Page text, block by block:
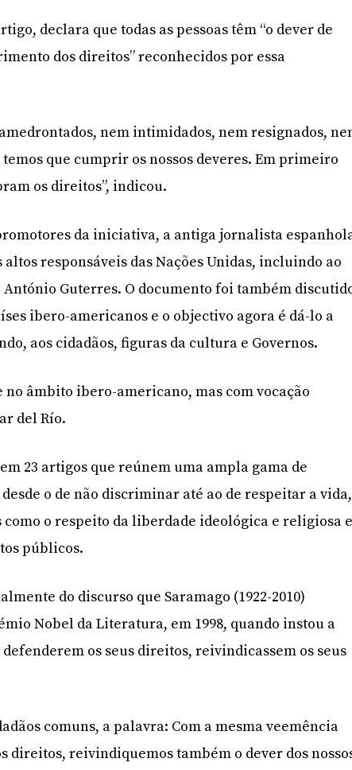
declara que todas as pessoas têm “o dever de
dos direitos” reconhecidos por essa
nem intimidados, nem resignados,
que cumprir os nossos deveres. Em primeiro
os direitos”, indicou.
da iniciativa, a antiga jornalista
responsáveis das Nações Unidas, incluindo ao
Guterres. O documento foi também
ibero-americanos e o objectivo agora é dá-lo a
aos cidadãos, figuras da cultura e Governos.
no âmbito ibero-americano, mas com vocação
del Río.
23 artigos que reúnem uma ampla gama de
desde o de não discriminar até ao de respeitar a vida,
como o respeito da liberdade ideológica e religiosa
públicos.
do discurso que Saramago (1922-2010)
Nobel da Literatura, em 1998, quando instou a
os seus direitos, reivindicassem os seus
comuns, a palavra: Com a mesma veemência
direitos, reivindiquemos também o dever dos